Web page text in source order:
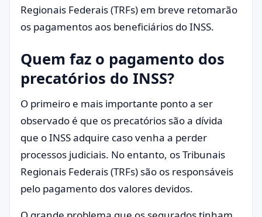
Regionais Federais (TRFs) em breve retomarão
os pagamentos aos beneficiários do INSS.
Quem faz o pagamento dos
precatórios do INSS?
O primeiro e mais importante ponto a ser
observado é que os precatórios são a dívida
que o INSS adquire caso venha a perder
processos judiciais. No entanto, os Tribunais
Regionais Federais (TRFs) são os responsáveis ​​
pelo pagamento dos valores devidos.